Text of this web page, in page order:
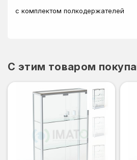
с комплектом полкодержателей
C этим товаром